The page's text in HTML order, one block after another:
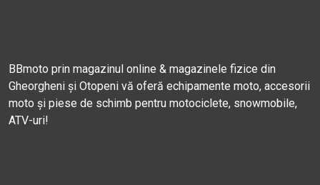
BBmoto prin magazinul online & magazinele fizice din
Gheorgheni și Otopeni vă oferă echipamente moto, accesorii
moto și piese de schimb pentru motociclete, snowmobile,
ATV-uri!